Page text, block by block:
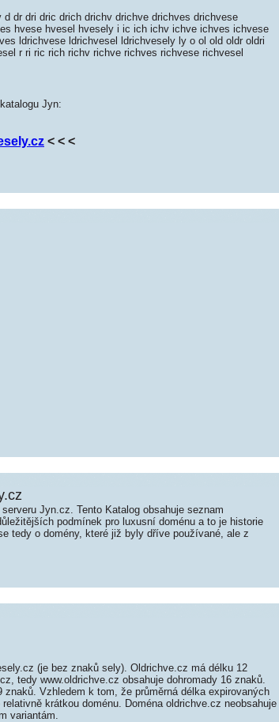
dr dri dric drich drichv drichve drichves drichvese
hvese hvesel hvesely i ic ich ichv ichve ichves ichvese
ldrichvese ldrichvesel ldrichvesely ly o ol old oldr oldri
r ri ric rich richv richve richves richvese richvesel
Jyn:
< < <
Jyn.cz. Tento Katalog obsahuje seznam
podmínek pro luxusní doménu a to je historie
tedy o domény, které již byly dříve používané, ale z
(je bez znaků sely). Oldrichve.cz má délku 12
tedy www.oldrichve.cz obsahuje dohromady 16 znaků.
Vzhledem k tom, že průměrná délka expirovaných
krátkou doménu. Doména oldrichve.cz neobsahuje
variantám.